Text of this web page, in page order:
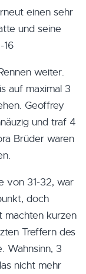
einen sehr
und seine
16
weiter.
auf maximal 3
Geoffrey
und traf 4
Brüder waren
von 31-32, war
doch
machten kurzen
Treffern des
Wahnsinn, 3
nicht mehr